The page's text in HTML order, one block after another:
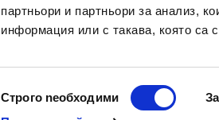
партньори и партньори за анализ,
информация или с такава, която са
Строго nеобходими
Често Задавани